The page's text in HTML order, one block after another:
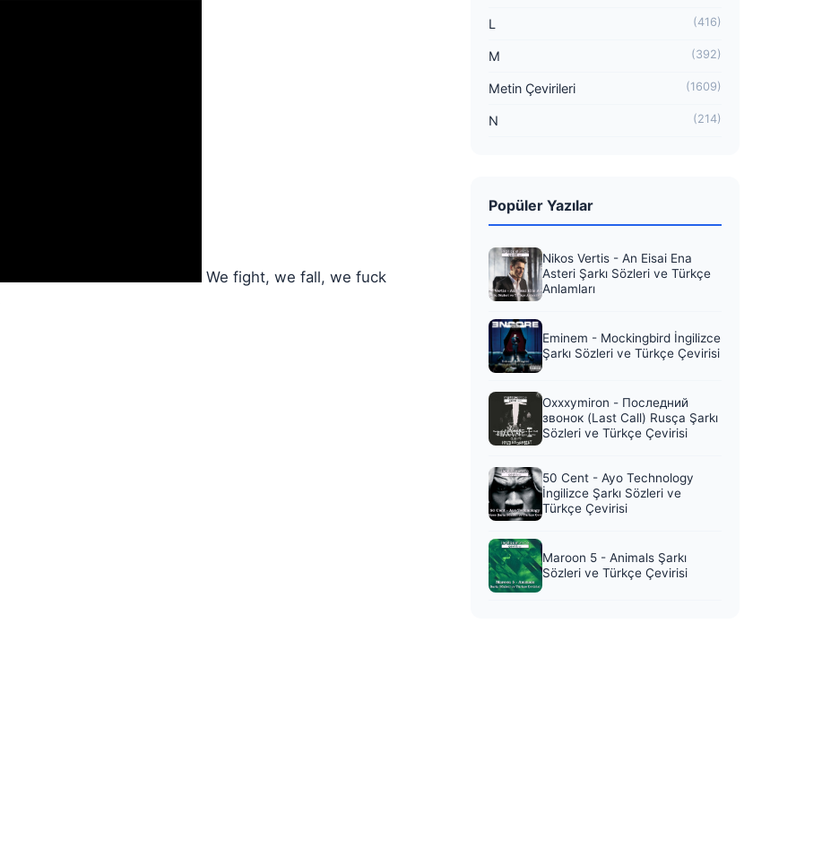
We fight, we fall, we fuck
L (416)
M (392)
Metin Çevirileri (1609)
N (214)
Popüler Yazılar
Nikos Vertis - An Eisai Ena
Asteri Şarkı Sözleri ve Türkçe
Anlamları
Eminem - Mockingbird İngilizce
Şarkı Sözleri ve Türkçe Çevirisi
Oxxxymiron - Последний
звонок (Last Call) Rusça Şarkı
Sözleri ve Türkçe Çevirisi
50 Cent - Ayo Technology
İngilizce Şarkı Sözleri ve
Türkçe Çevirisi
Maroon 5 - Animals Şarkı
Sözleri ve Türkçe Çevirisi